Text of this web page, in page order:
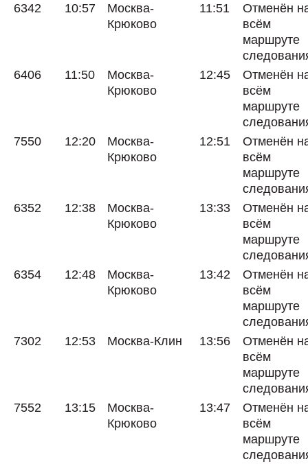
6342
10:57
Москва-
Крюково
11:51
Отменён
всём
маршруте
6406
11:50
Москва-
Крюково
12:45
Отменён
всём
маршруте
7550
12:20
Москва-
Крюково
12:51
Отменён
всём
маршруте
6352
12:38
Москва-
Крюково
13:33
Отменён
всём
маршруте
6354
12:48
Москва-
Крюково
13:42
Отменён
всём
маршруте
7302
12:53 Москва-Клин 13:56
Отменён
всём
маршруте
7552
13:15
Москва-
Крюково
13:47
Отменён
всём
маршруте